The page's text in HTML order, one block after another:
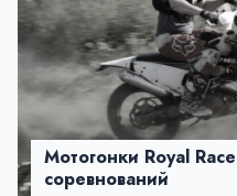
Мотогонки Royal
соревнований